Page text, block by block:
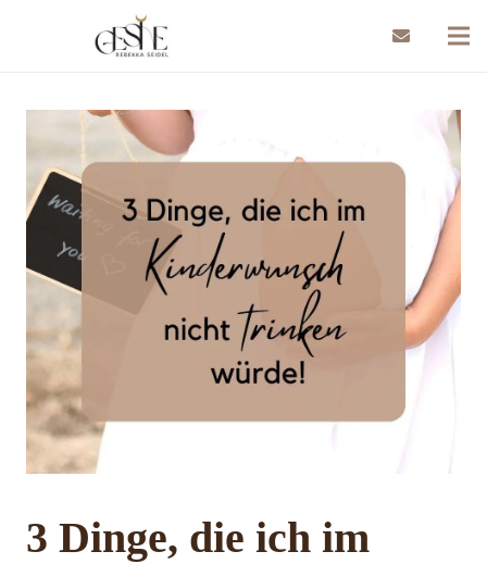
3 Dinge, die ich im